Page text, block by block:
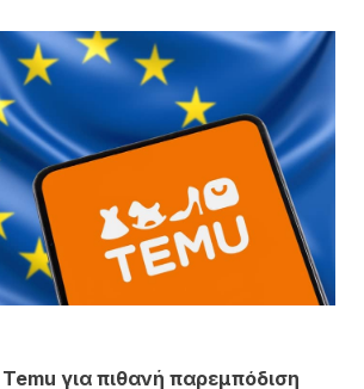
για πιθανή παρεμπόδιση